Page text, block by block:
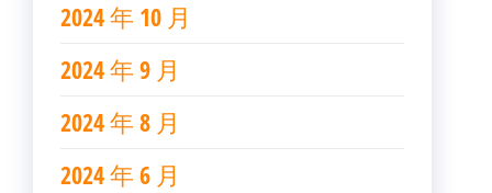
2024 年 10 月
2024 年 9 月
2024 年 8 月
2024 年 6 月